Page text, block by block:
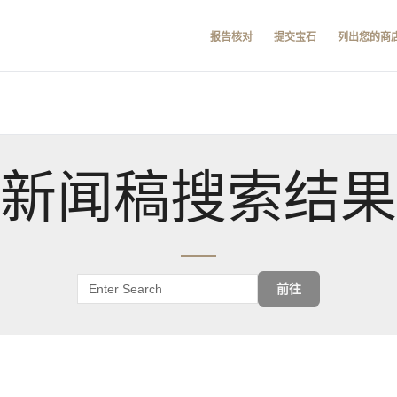
报告核对 提交宝石 列出您的商
新闻稿搜索结果
前往